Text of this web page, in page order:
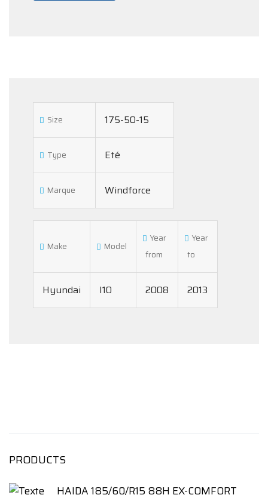
Size 175-50-15
Type Eté
Marque Windforce
Make Model
Year
from
Year
to
Hyundai I10 2008 2013
PRODUCTS
HAIDA 185/60/R15 88H EX-COMFORT